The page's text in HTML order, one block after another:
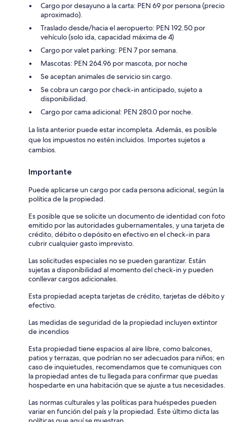
Cargo por desayuno a la carta: PEN 69 por persona (precio
aproximado).
Traslado desde/hacia el aeropuerto: PEN 192.50 por
vehículo (solo ida, capacidad máxima de 4)
Cargo por valet parking: PEN 7 por semana.
Mascotas: PEN 264.96 por mascota, por noche
Se aceptan animales de servicio sin cargo.
Se cobra un cargo por check-in anticipado, sujeto a
disponibilidad.
Cargo por cama adicional: PEN 280.0 por noche.
La lista anterior puede estar incompleta. Además, es posible
que los impuestos no estén incluidos. Importes sujetos a
cambios.
Importante
Puede aplicarse un cargo por cada persona adicional, según la
política de la propiedad.
Es posible que se solicite un documento de identidad con foto
emitido por las autoridades gubernamentales, y una tarjeta de
crédito, débito o depósito en efectivo en el check-in para
cubrir cualquier gasto imprevisto.
Las solicitudes especiales no se pueden garantizar. Están
sujetas a disponibilidad al momento del check-in y pueden
conllevar cargos adicionales.
Esta propiedad acepta tarjetas de crédito, tarjetas de débito y
efectivo.
Las medidas de seguridad de la propiedad incluyen extintor
de incendios
Esta propiedad tiene espacios al aire libre, como balcones,
patios y terrazas, que podrían no ser adecuados para niños; en
caso de inquietudes, recomendamos que te comuniques con
la propiedad antes de tu llegada para confirmar que puedas
hospedarte en una habitación que se ajuste a tus necesidades.
Las normas culturales y las políticas para huéspedes pueden
variar en función del país y la propiedad. Este último dicta las